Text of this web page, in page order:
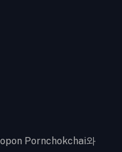
Pornchokchai와